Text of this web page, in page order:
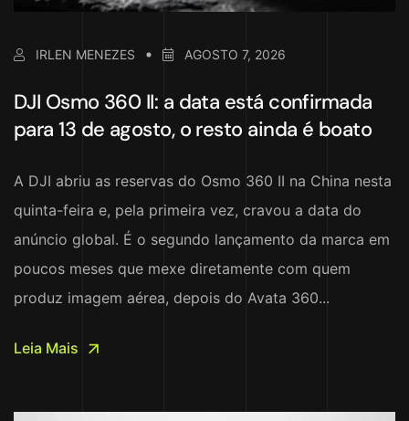
IRLEN MENEZES AGOSTO 7, 2026
DJI Osmo 360 II: a data está confirmada
para 13 de agosto, o resto ainda é boato
A DJI abriu as reservas do Osmo 360 II na China nesta
quinta-feira e, pela primeira vez, cravou a data do
anúncio global. É o segundo lançamento da marca em
poucos meses que mexe diretamente com quem
produz imagem aérea, depois do Avata 360...
Leia Mais